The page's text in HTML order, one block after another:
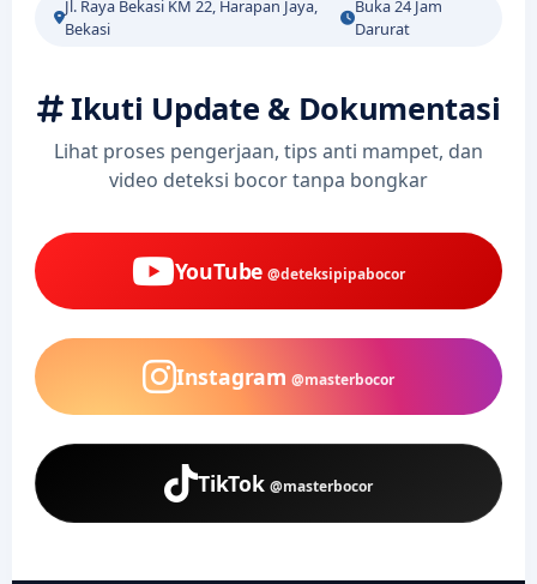
Jl. Raya Bekasi KM 22, Harapan Jaya,
Bekasi
Buka 24 Jam
Darurat
Ikuti Update & Dokumentasi
Lihat proses pengerjaan, tips anti mampet, dan
video deteksi bocor tanpa bongkar
YouTube @deteksipipabocor
Instagram @masterbocor
TikTok @masterbocor